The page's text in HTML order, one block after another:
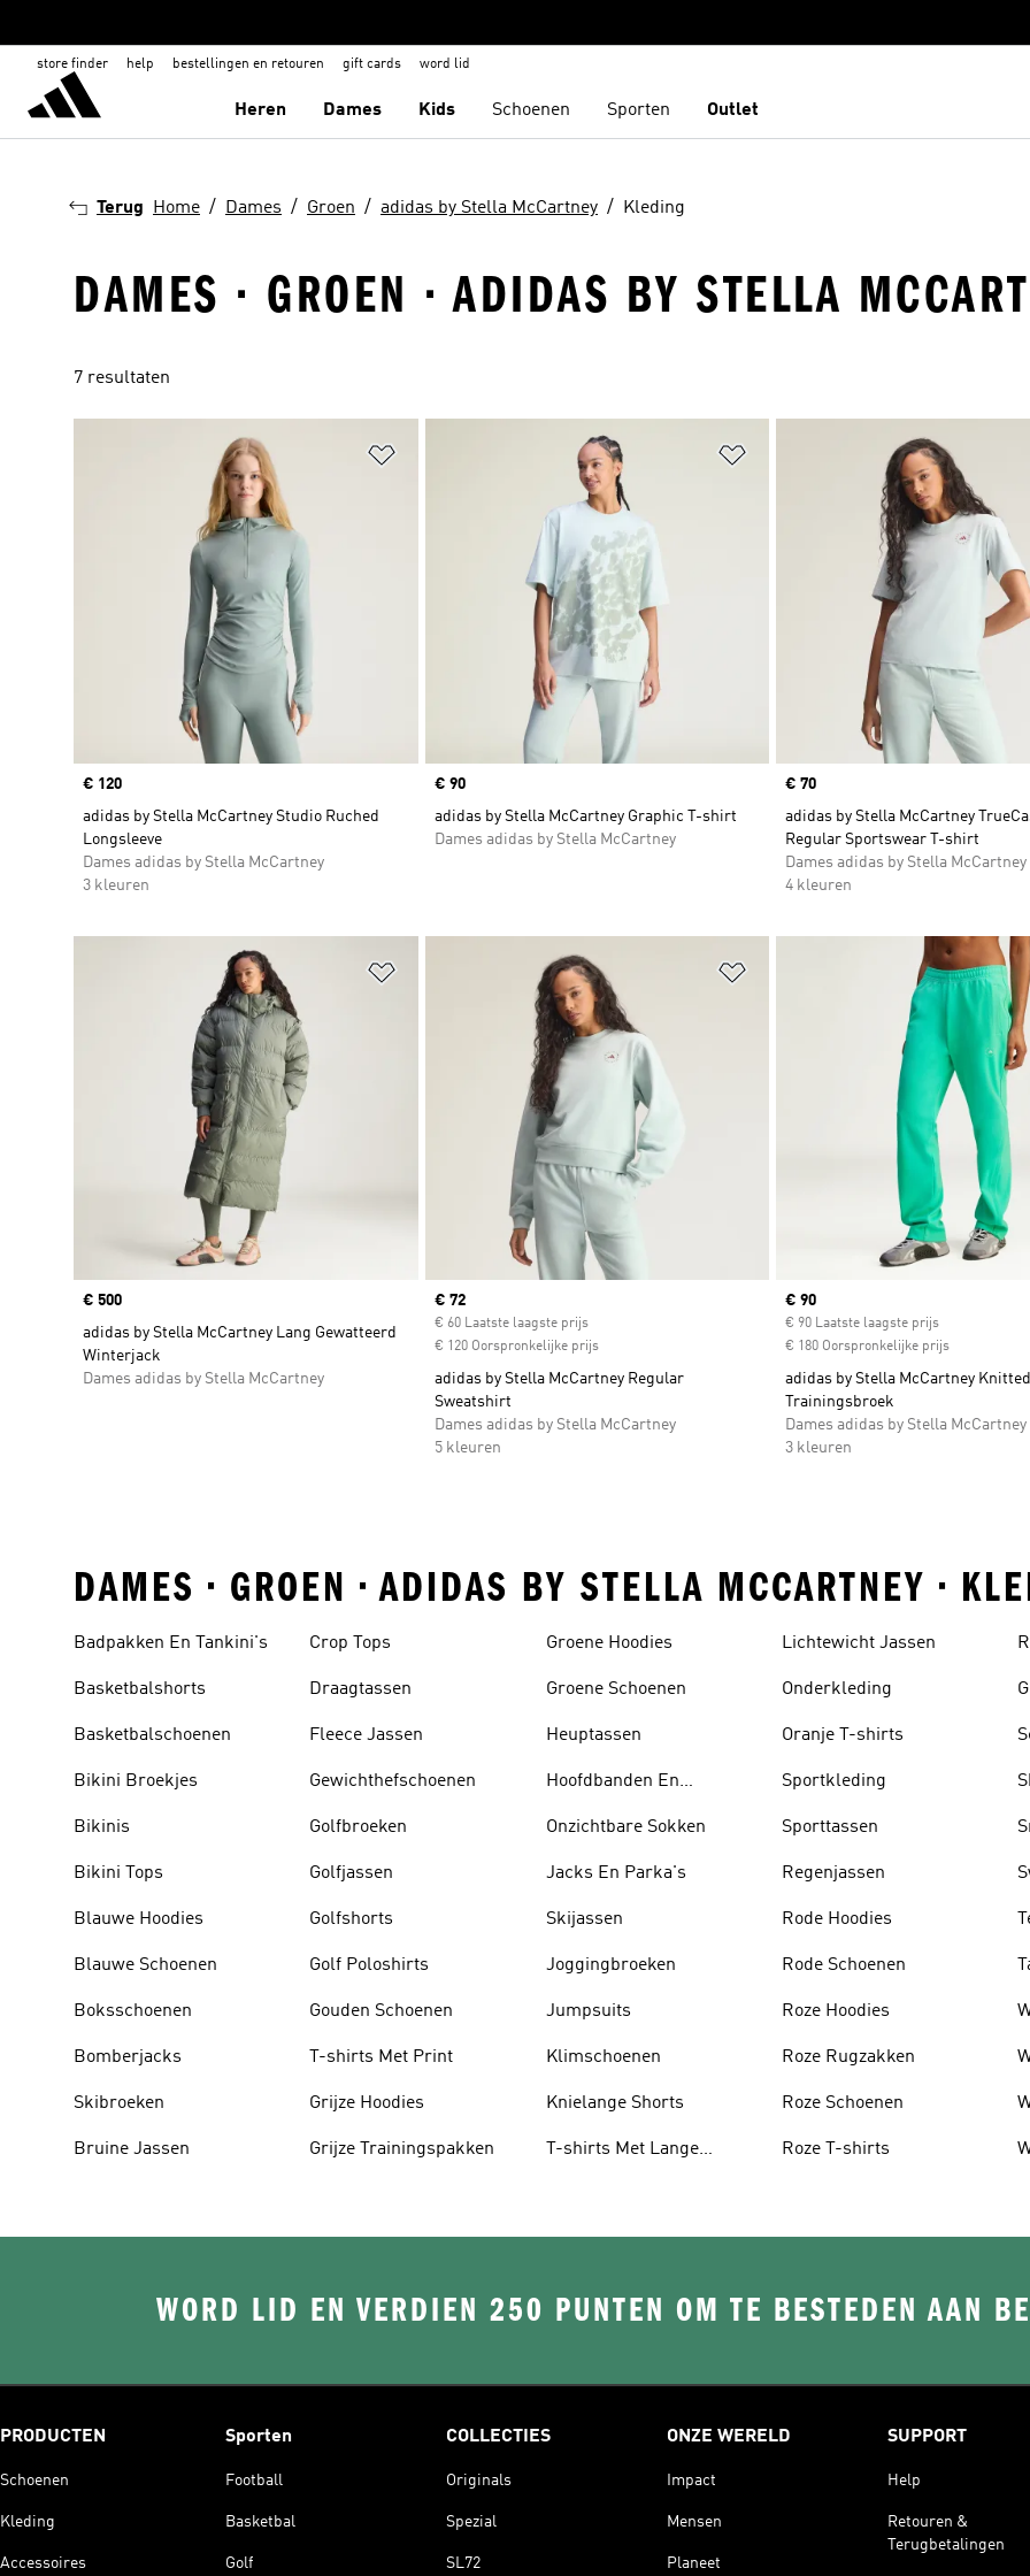
store finder help bestellingen en retouren gift cards word lid
Heren Dames Kids Schoenen Sporten Outlet
Terug Home Dames Groen adidas by Stella McCartney Kleding
DAMES · GROEN · ADIDAS BY STELLA
7 resultaten
Price
€ 120
adidas by Stella McCartney Studio Ruched
Longsleeve
Dames adidas by Stella McCartney
3 kleuren
Op verlanglijst zetten
Price
€ 90
adidas by Stella McCartney Graphic T-shirt
Dames adidas by Stella McCartney
Price
€ 70
adidas by Stella McCartney
Regular Sportswear T-shirt
Dames adidas by Stella McCartney
4 kleuren
Op verlanglijst zetten
Price
€ 500
adidas by Stella McCartney Lang Gewatteerd
Winterjack
Dames adidas by Stella McCartney
Op verlanglijst zetten
Current price
€ 72
€ 60 Laatste laagste prijs
€ 120 Oorspronkelijke prijs
adidas by Stella McCartney Regular
Sweatshirt
Dames adidas by Stella McCartney
5 kleuren
Current price
€ 90
€ 90 Laatste laagste prijs
€ 180 Oorspronkelijke prijs
adidas by Stella McCartney Knitted
Trainingsbroek
Dames adidas by Stella McCartney
3 kleuren
DAMES • GROEN • ADIDAS BY STELLA MCCARTNEY •
Badpakken En Tankini's
Basketbalshorts
Basketbalschoenen
Bikini Broekjes
Bikinis
Bikini Tops
Blauwe Hoodies
Blauwe Schoenen
Boksschoenen
Bomberjacks
Skibroeken
Bruine Jassen
Crop Tops
Draagtassen
Fleece Jassen
Gewichthefschoenen
Golfbroeken
Golfjassen
Golfshorts
Golf Poloshirts
Gouden Schoenen
T-shirts Met Print
Grijze Hoodies
Grijze Trainingspakken
Groene Hoodies
Groene Schoenen
Heuptassen
Hoofdbanden En
Onzichtbare Sokken
Jacks En Parka's
Skijassen
Joggingbroeken
Jumpsuits
Klimschoenen
Knielange Shorts
T-shirts Met Lange
Lichtewicht Jassen
Onderkleding
Oranje T-shirts
Sportkleding
Sporttassen
Regenjassen
Rode Hoodies
Rode Schoenen
Roze Hoodies
Roze Rugzakken
Roze Schoenen
Roze T-shirts
WORD LID EN VERDIEN 250 PUNTEN OM TE BESTEDEN AAN
PRODUCTEN
Schoenen
Kleding
Accessoires
Sporten
Football
Basketbal
Golf
COLLECTIES
Originals
Spezial
SL72
ONZE WERELD
Impact
Mensen
Planeet
SUPPORT
Help
Retouren &
Terugbetalingen